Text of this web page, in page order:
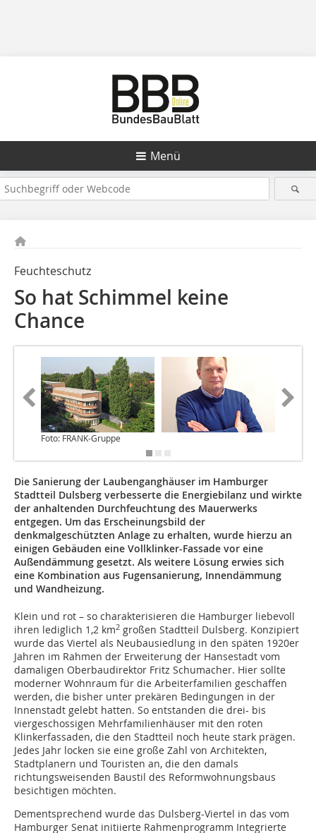
Menü
Feuchteschutz
So hat Schimmel keine
Chance
Foto: FRANK-Gruppe
Die Sanierung der Laubenganghäuser im Hamburger
Stadtteil Dulsberg verbesserte die Energiebilanz und wirkte
der anhaltenden Durchfeuchtung des Mauerwerks
entgegen. Um das Erscheinungsbild der
denkmalgeschützten Anlage zu erhalten, wurde hierzu an
einigen Gebäuden eine Vollklinker-Fassade vor eine
Außendämmung gesetzt. Als weitere Lösung erwies sich
eine Kombination aus Fugensanierung, Innendämmung
und Wandheizung.
Klein und rot – so charakterisieren die Hamburger liebevoll
ihren lediglich 1,2 km2 großen Stadtteil Dulsberg. Konzipiert
wurde das Viertel als Neubausiedlung in den späten 1920er
Jahren im Rahmen der Erweiterung der Hansestadt vom
damaligen Oberbaudirektor Fritz Schumacher. Hier sollte
moderner Wohnraum für die Arbeiterfamilien geschaffen
werden, die bisher unter prekären Bedingungen in der
Innenstadt gelebt hatten. So entstanden die drei- bis
viergeschossigen Mehrfamilienhäuser mit den roten
Klinkerfassaden, die den Stadtteil noch heute stark prägen.
Jedes Jahr locken sie eine große Zahl von Architekten,
Stadtplanern und Touristen an, die den damals
richtungsweisenden Baustil des Reformwohnungsbaus
besichtigen möchten.
Dementsprechend wurde das Dulsberg-Viertel in das vom
Hamburger Senat initiierte Rahmenprogramm Integrierte